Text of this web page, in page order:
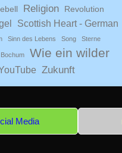
Media
Religion Revolution
Scottish Heart - German
Sinn des Lebens Song Sterne
Wie ein wilder
Zukunft